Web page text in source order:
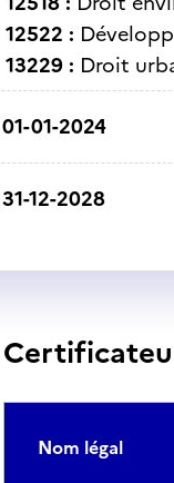
12522 :
13229 : Droit
01-01-2024
31-12-2028
Nom légal